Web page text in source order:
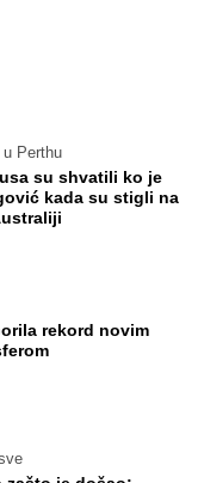
u Perthu
su shvatili ko je
kada su stigli na
rekord novim